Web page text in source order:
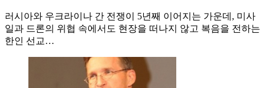
러시아와 우크라이나 간 전쟁이 5년째 이어지는 가운데, 미사
일과 드론의 위협 속에서도 현장을 떠나지 않고 복음을 전하는
한인 선교…